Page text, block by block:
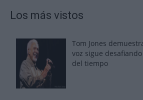
Los más vistos
Tom Jones
voz sigue
del tiempo